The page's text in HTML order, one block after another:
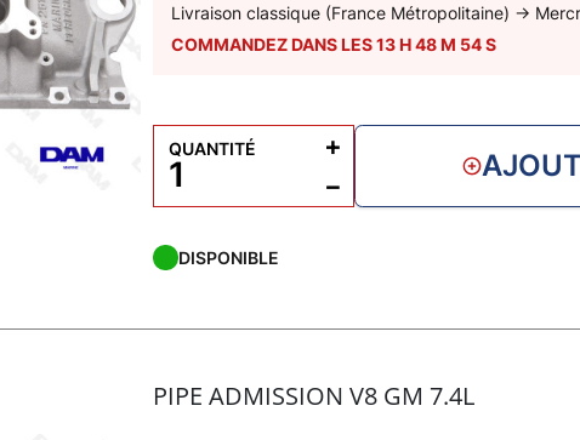
Livraison classique (France Métropolitaine) →
COMMANDEZ DANS LES 13H48M 53S
DISPONIBLE
QUANTITÉ
−
+
PIPE ADMISSION V8 GM 7.4L